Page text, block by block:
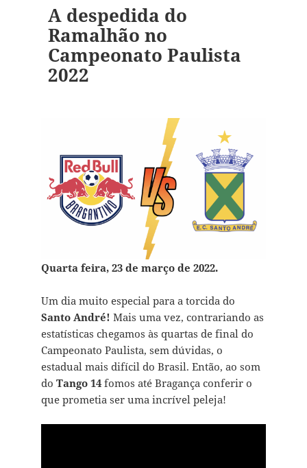
A despedida do
Ramalhão no
Campeonato Paulista
2022
Quarta feira, 23 de março de 2022.
Um dia muito especial para a torcida do
Santo André! Mais uma vez, contrariando as
estatísticas chegamos às quartas de final do
Campeonato Paulista, sem dúvidas, o
estadual mais difícil do Brasil. Então, ao som
do Tango 14fomos até Bragança conferir o
que prometia ser uma incrível peleja!